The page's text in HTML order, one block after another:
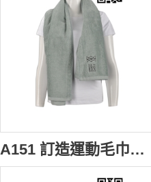
A151 訂造運動毛巾款式 製作LOGO毛巾款式 健身毛巾 跑步運動毛巾 自訂毛巾款式 毛巾專營 #30*100cm 泳客